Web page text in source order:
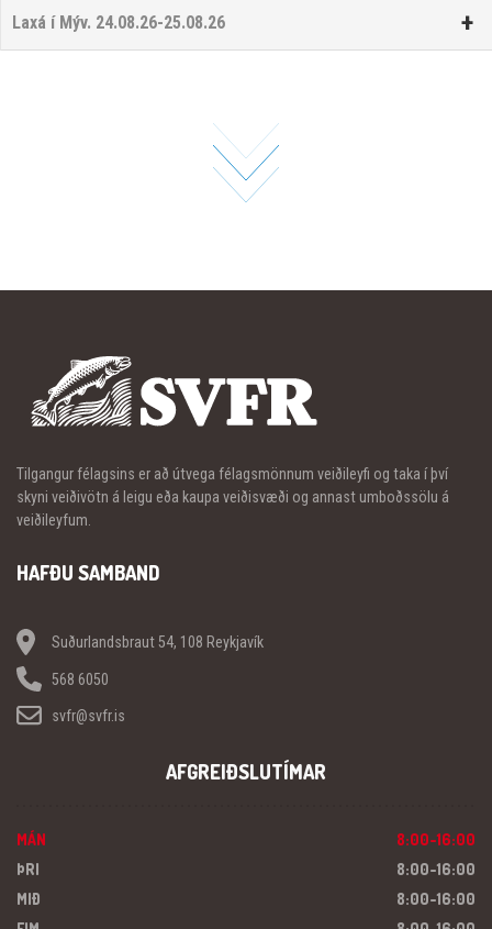
Laxá í Mýv. 24.08.26-25.08.26 +
Tilgangur félagsins er að útvega félagsmönnum veiðileyfi og taka í því
skyni veiðivötn á leigu eða kaupa veiðisvæði og annast umboðssölu á
veiðileyfum.
HAFÐU SAMBAND
Suðurlandsbraut 54, 108 Reykjavík
568 6050
svfr@svfr.is
AFGREIÐSLUTÍMAR
MÁN
8:00-16:00
ÞRI
8:00-16:00
MIÐ
8:00-16:00